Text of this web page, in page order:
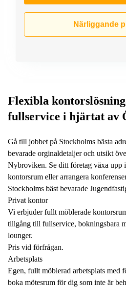
Närliggande
Flexibla
fullservice i hjärtat av
Gå till jobbet på Stockholms bästa
bevarade orginaldetaljer och utsikt
Nybroviken. Se ditt företag växa upp
kontorsrum eller arrangera
Stockholms bäst bevarade
Privat kontor
Vi erbjuder fullt möblerade
tillgång till fullservice, bokningsbara
lounger.
Pris vid förfrågan.
Arbetsplats
Egen, fullt möblerad arbetsplats med
boka mötesrum för dig som inte är